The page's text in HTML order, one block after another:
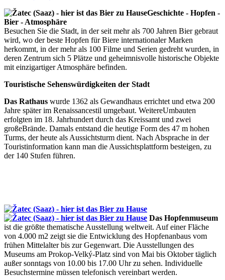
Geschichte - Hopfen -
Bier - Atmosphäre
Besuchen Sie die Stadt, in der seit mehr als 700 Jahren Bier gebraut
wird, wo der beste Hopfen für Biere internationaler Marken
herkommt, in der mehr als 100 Filme und Serien gedreht wurden, in
deren Zentrum sich 5 Plätze und geheimnisvolle historische Objekte
mit einzigartiger Atmosphäre befinden.
Touristische Sehenswürdigkeiten der Stadt
Das Rathaus wurde 1362 als Gewandhaus errichtet und etwa 200
Jahre später im Renaissancestil umgebaut. WeitereUmbauten
erfolgten im 18. Jahrhundert durch das Kreissamt und zwei
großeBrände. Damals entstand die heutige Form des 47 m hohen
Turms, der heute als Aussichtsturm dient. Nach Absprache in der
Touristinformation kann man die Aussichtsplattform besteigen, zu
der 140 Stufen führen.
Das Hopfenmuseum
ist die größte thematische Ausstellung weltweit. Auf einer Fläche
von 4.000 m2 zeigt sie die Entwicklung des Hopfenanbaus vom
frühen Mittelalter bis zur Gegenwart. Die Ausstellungen des
Museums am Prokop-Velký-Platz sind von Mai bis Oktober täglich
außer sonntags von 10.00 bis 17.00 Uhr zu sehen. Individuelle
Besuchstermine müssen telefonisch vereinbart werden.